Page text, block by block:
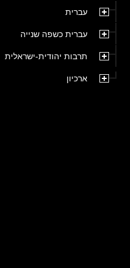
עברית
עברית כשפה שנייה
תרבות יהודית-ישראלית
ארכיון